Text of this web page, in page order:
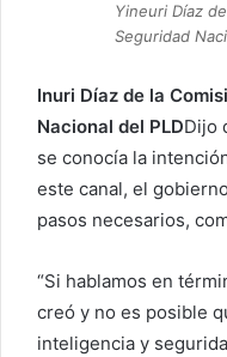
Yineuri Díaz
Seguridad
Inuri Díaz de la
Nacional del PLDDijo
se conocía la
este canal, el
pasos necesarios,
“Si hablamos en
creó y no es posible
inteligencia y